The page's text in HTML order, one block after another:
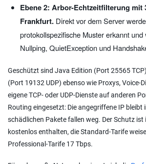
Ebene 2: Arbor-Echtzeitfilterung mit
Frankfurt. Direkt vor dem Server
protokollspezifische Muster erkannt
Nullping, QuietException und
Geschützt sind Java Edition (Port 25565
(Port 19132 UDP) ebenso wie Proxys, Voice-
eigene TCP- oder UDP-Dienste auf anderen
Routing eingesetzt: Die angegriffene IP bleibt
schädlichen Pakete fallen weg. Der Schutz ist
kostenlos enthalten, die Standard-Tarife
Professional-Tarife 17 Tbps.